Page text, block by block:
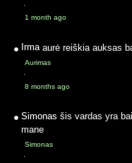
·
1 month ago
Irma aurė reiškia auksas
Aurimas
·
8 months ago
Simonas šis vardas yra
mane
Simonas
·